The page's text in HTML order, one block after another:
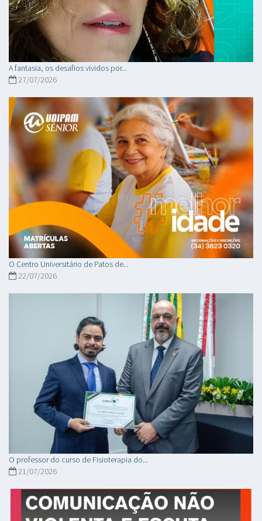
A fantasia, os desafios vividos por...
27/07/2026
O Centro Universitário de Patos de...
22/07/2026
O professor do curso de Fisioterapia do...
21/07/2026